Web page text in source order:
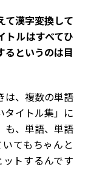
て漢字変換して
トルはすべてひ
るというのは目
は、複数の単語
タイトル集」に
も、単語、単語
てもちゃんと
トするんです